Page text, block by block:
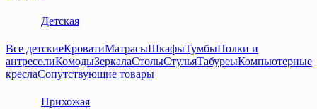
Детская
Все детскиеКроватиМатрасыШкафыТумбыПолки и
антресолиКомодыЗеркалаСтолыСтульяТабуреыКомпьютерные
креслаСопутствующие товары
Прихожая